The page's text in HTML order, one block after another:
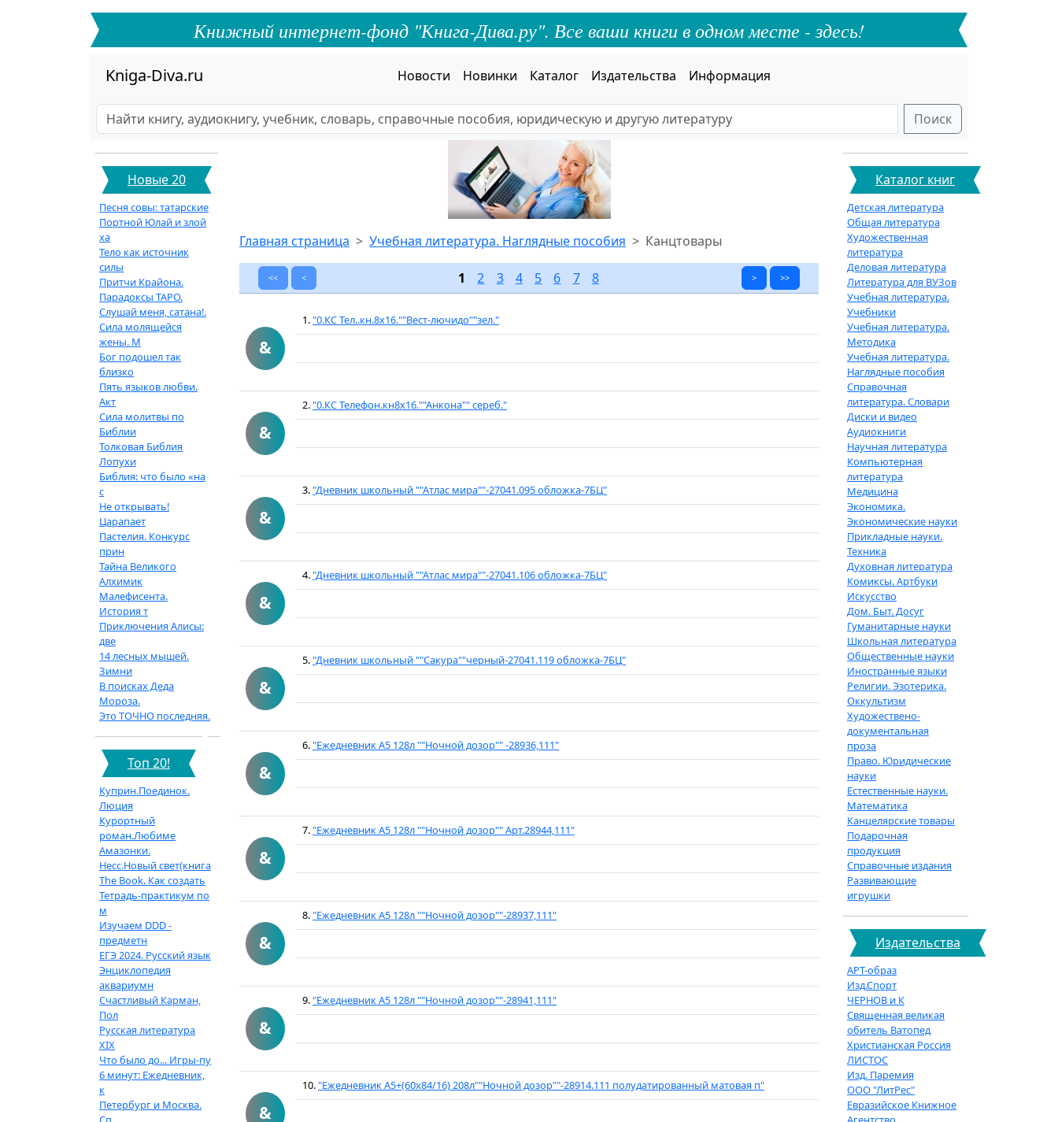
Книжный интернет-фонд "Книга-Дива.ру". Все ваши книги в одном месте - здесь!
Kniga-Diva.ru Новости Новинки Каталог Издательства Информация
Поиск
Новые 20
Песня совы: татарские
Портной Юлай и злой
ха
Тело как источник
силы
Притчи Крайона.
Парадоксы ТАРО.
Слушай меня, сатана!.
Сила молящейся
жены. М
Бог подошел так
близко
Пять языков любви.
Акт
Сила молитвы по
Библии
Толковая Библия
Лопухи
Библия: что было «на
с
Не открывать!
Царапает
Пастелия. Конкурс
прин
Тайна Великого
Алхимик
Малефисента.
История т
Приключения Алисы:
две
14 лесных мышей.
Зимни
В поисках Деда
Мороза.
Это ТОЧНО последняя.
Топ 20!
Куприн.Поединок.
Люция
Курортный
роман.Любиме
Амазонки.
Несс.Новый свет(книга
The Book. Как создать
Тетрадь-практикум по
м
Изучаем DDD -
предметн
ЕГЭ 2024. Русский язык
Энциклопедия
аквариумн
Счастливый Карман,
Пол
Русская литература
XIX
Что было до... Игры-пу
6 минут: Ежедневник,
к
Петербург и Москва.
Главная страница Учебная литература. Наглядные пособия Канцтовары
<< < 1 2 3 4 5 6 7 8 > >>
&
1."0.КС Тел..кн.8х16.""Вест-лючидо""зел."
&
2."0.КС Телефон.кн8х16.""Анкона"" сереб."
&
3."Дневник школьный ""Атлас мира""-27041.095 обложка-7БЦ"
&
4."Дневник школьный ""Атлас мира""-27041.106 обложка-7БЦ"
&
5."Дневник школьный ""Сакура""черный-27041.119 обложка-7БЦ"
&
6."Ежедневник А5 128л ""Ночной дозор"" -28936,111"
&
7."Ежедневник А5 128л ""Ночной дозор"" Арт.28944,111"
&
8."Ежедневник А5 128л ""Ночной дозор""-28937,111"
&
9."Ежедневник А5 128л ""Ночной дозор""-28941,111"
&
10."Ежедневник А5+(60х84/16) 208л""Ночной дозор""-28914.111 полудатированный матовая п"
Каталог книг
Детская литература
Общая литература
Художественная
литература
Деловая литература
Литература для ВУЗов
Учебная литература.
Учебники
Учебная литература.
Методика
Учебная литература.
Наглядные пособия
Справочная
литература. Словари
Диски и видео
Аудиокниги
Научная литература
Компьютерная
литература
Медицина
Экономика.
Экономические науки
Прикладные науки.
Техника
Духовная литература
Комиксы. Артбуки
Искусство
Дом. Быт. Досуг
Гуманитарные науки
Школьная литература
Общественные науки
Иностранные языки
Религии. Эзотерика.
Оккультизм
Художествено-
документальная
проза
Право. Юридические
науки
Естественные науки.
Математика
Канцелярские товары
Подарочная
продукция
Справочные издания
Развивающие
игрушки
Издательства
АРТ-образ
Изд.Спорт
ЧЕРНОВ и К
Священная великая
обитель Ватопед
Христианская Россия
ЛИСТОС
Изд. Паремия
ООО "ЛитРес"
Евразийское Книжное